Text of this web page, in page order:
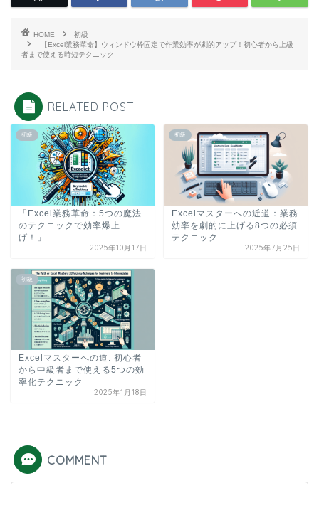
HOME
初級
【Excel業務革命】ウィンドウ枠固定で作業効率が劇的アップ！初心者から上級
者まで使える時短テクニック
RELATED POST
初級
「Excel業務革命：5つの魔法
のテクニックで効率爆上
げ！」
2025年10月17日
初級
Excelマスターへの近道：業務
効率を劇的に上げる8つの必須
テクニック
2025年7月25日
初級
Excelマスターへの道: 初心者
から中級者まで使える5つの効
率化テクニック
2025年1月18日
COMMENT